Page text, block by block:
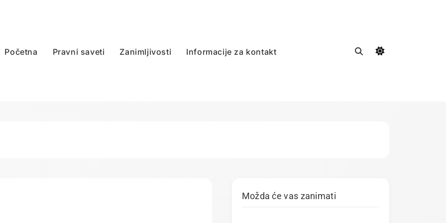
Početna Pravni saveti Zanimljivosti Informacije za kontakt
Možda će vas zanimati